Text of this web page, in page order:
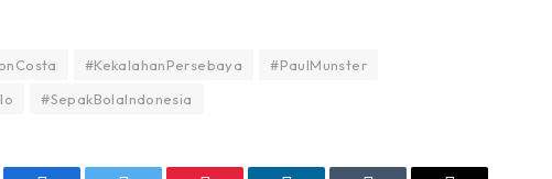
#KekalahanPersebaya
#PaulMunster
#SepakBolaIndonesia